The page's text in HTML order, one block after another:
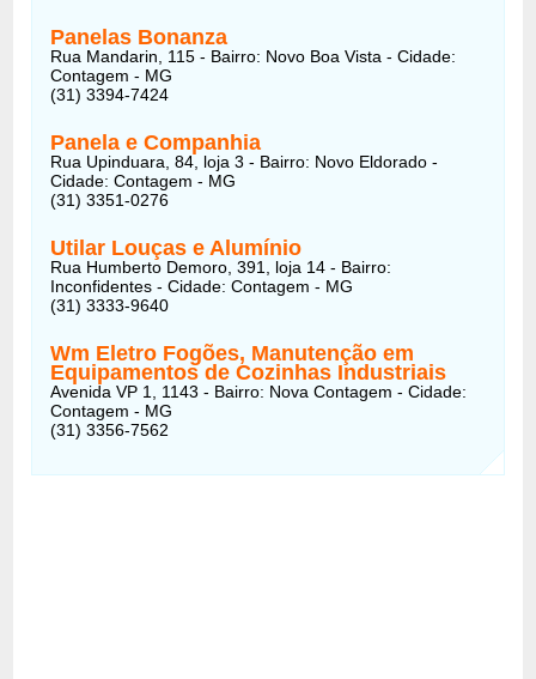
Panelas Bonanza
Rua Mandarin, 115 - Bairro: Novo Boa Vista - Cidade:
Contagem - MG
(31) 3394-7424
Panela e Companhia
Rua Upinduara, 84, loja 3 - Bairro: Novo Eldorado -
Cidade: Contagem - MG
(31) 3351-0276
Utilar Louças e Alumínio
Rua Humberto Demoro, 391, loja 14 - Bairro:
Inconfidentes - Cidade: Contagem - MG
(31) 3333-9640
Wm Eletro Fogões, Manutenção em
Equipamentos de Cozinhas Industriais
Avenida VP 1, 1143 - Bairro: Nova Contagem - Cidade:
Contagem - MG
(31) 3356-7562